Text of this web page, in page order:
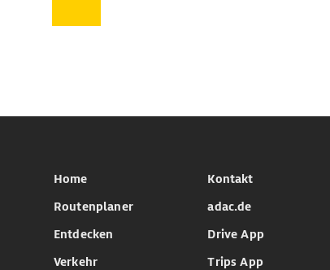
Home
Routenplaner
Entdecken
Verkehr
Kontakt
adac.de
Drive App
Trips App